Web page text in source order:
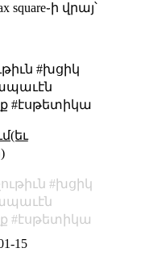
square֊ի վրայ՝
#խցիկ
#էսթետիկա
խցիկ
էսթետիկա
15